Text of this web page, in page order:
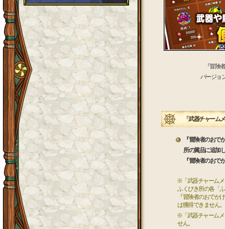
『冒険
バージョ
「武器チャーム
『冒険者のお
所の賞品に追加
『冒険者のおで
※「武器チャームメ
ふくびき所の各「
『冒険者のおでか
は獲得できません。
※「武器チャームメ
せん。